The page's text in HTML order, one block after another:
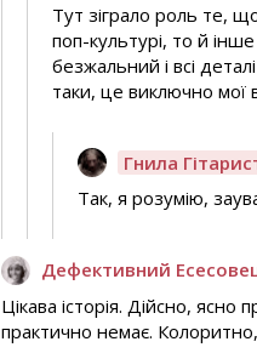
Тут зіграло роль те,
поп-культурі, то й
безжальний і всі
таки, це виключно мої
Гнила
Так, я розумію,
Дефективний
Цікава історія. Дійсно,
практично немає.